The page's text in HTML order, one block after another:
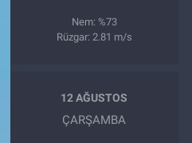
Nem: %73
Rüzgar: 2.81 m/s
12 AĞUSTOS
ÇARŞAMBA